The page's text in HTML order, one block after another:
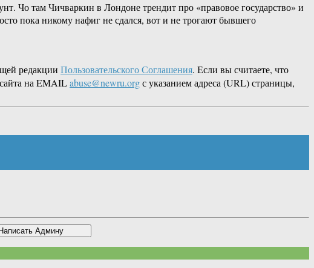
Чо там Чичваркин в Лондоне трендит про «правовое государство» и
пока никому нафиг не сдался, вот и не трогают бывшего
редакции Пользовательского Соглашения. Если вы считаете, что
на EMAILabuse@newru.orgс указанием адреса (URL) страницы,